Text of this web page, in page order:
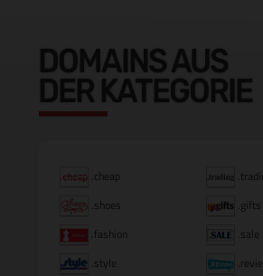
DOMAINS AUS
DER KATEGORIE
.cheap
.shoes
.gifts
.fashion
.sale
.style